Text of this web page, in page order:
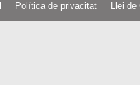
Política de privacitat Llei de